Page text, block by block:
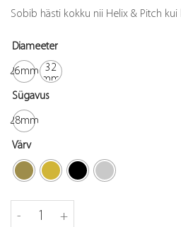
Sobib hästi kokku nii Helix & Pitch
Diameeter
26mm
32
mm
Sügavus
28mm
Värv
Nupp Crest kogus